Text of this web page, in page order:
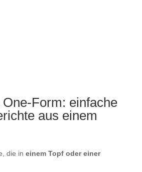
Form: einfache
aus einem
die in einem Topf oder einer